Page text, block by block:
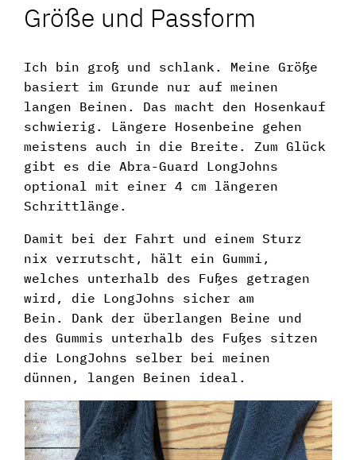
Größe und Passform
Ich bin groß und schlank. Meine Größe
basiert im Grunde nur auf meinen
langen Beinen. Das macht den Hosenkauf
schwierig. Längere Hosenbeine gehen
meistens auch in die Breite. Zum Glück
gibt es die Abra-Guard LongJohns
optional mit einer 4 cm längeren
Schrittlänge.
Damit bei der Fahrt und einem Sturz
nix verrutscht, hält ein Gummi,
welches unterhalb des Fußes getragen
wird, die LongJohns sicher am
Bein. Dank der überlangen Beine und
des Gummis unterhalb des Fußes sitzen
die LongJohns selber bei meinen
dünnen, langen Beinen ideal.